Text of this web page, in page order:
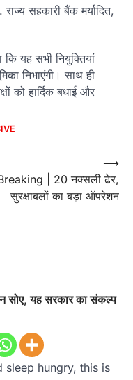
सहकारी बैंक मर्यादित,
यह सभी नियुक्तियां
निभाएंगी। साथ ही
को हार्दिक बधाई और
| 20 नक्सली ढेर,
सुरक्षाबलों का बड़ा ऑपरेशन
⟶
सोए, यह सरकार का संकल्प
sleep hungry, this is